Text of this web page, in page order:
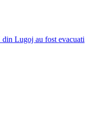
Lugoj au fost evacuati